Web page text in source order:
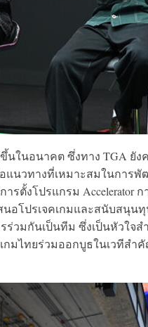
นในอนาคต ซึ่งทาง TGA
แนวทางที่เหมาะสมในกา
ตั้งโปรแกรม Accelerator
อโปรเจคเกมและสนับสนุน
ร่วมกันเป็นทีม ซึ่งเป็นหัวใ
มไทยร่วมออกบูธในเวทีสำ